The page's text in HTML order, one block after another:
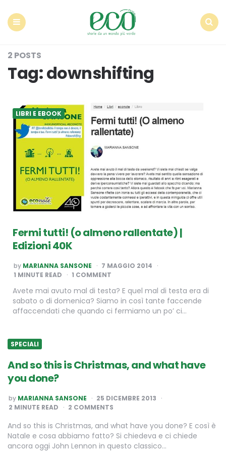
2 POSTS
Tag:downshifting
LIBRI E EBOOK
Fermi tutti! (o almeno rallentate) |
Edizioni 40K
POSTED
BY
by MARIANNA SANSONE
7 MAGGIO 2014
1 MINUTE READ 1 COMMENT
Avete mai avuto mal di testa? E quel mal di testa era di
sabato o di domenica? Siamo in così tante faccende
affaccendati che quando ci fermiamo un po’ ci…
SPECIALI
And so this is Christmas, and what have
you done?
POSTED
BY
by MARIANNA SANSONE
25 DICEMBRE 2013
2 MINUTE READ 2 COMMENTS
And so this is Christmas, and what have you done? E così è
Natale e cosa abbiamo fatto? Si chiedeva e ci chiede
ancora oggi John Lennon in questo classico…